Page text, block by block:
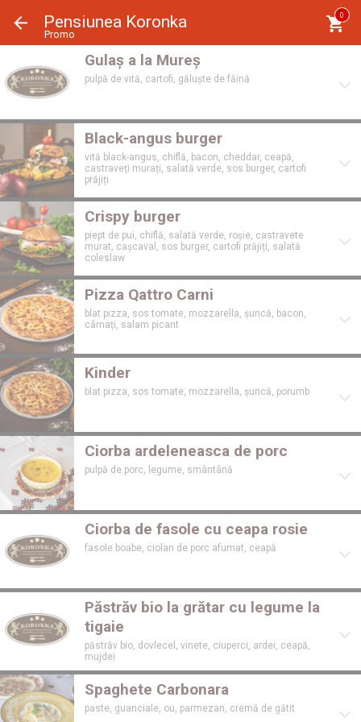
Pensiunea Koronka
Promo
0
Gulaș a la Mureș
pulpă de vită, cartofi, găluște de făină
Black-angus burger
vită black-angus, chiflă, bacon, cheddar, ceapă,
castraveți murați, salată verde, sos burger, cartofi
prăjiți
Crispy burger
piept de pui, chiflă, salată verde, roșie, castravete
murat, cașcaval, sos burger, cartofi prăjiți, salată
coleslaw
Pizza Qattro Carni
blat pizza, sos tomate, mozzarella, șuncă, bacon,
cârnați, salam picant
Kinder
blat pizza, sos tomate, mozzarella, șuncă, porumb
Ciorba ardeleneasca de porc
pulpă de porc, legume, smântână
Ciorba de fasole cu ceapa rosie
fasole boabe, ciolan de porc afumat, ceapă
Păstrăv bio la grătar cu legume la
tigaie
păstrăv bio, dovlecel, vinete, ciuperci, ardei, ceapă,
mujdei
Spaghete Carbonara
paste, guanciale, ou, parmezan, cremă de gătit